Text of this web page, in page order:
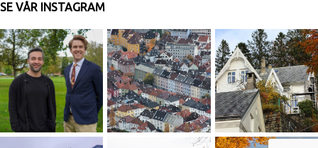
SE VÅR INSTAGRAM